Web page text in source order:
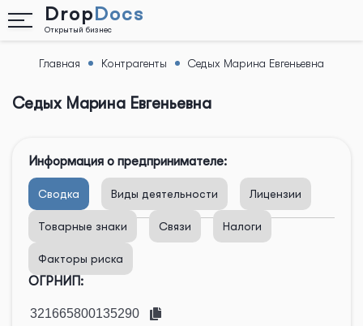
DropDocs
Открытый бизнес
Назад
Главная Контрагенты Седых Марина Евгеньевна
Седых Марина Евгеньевна
Информация о предпринимателе:
Сводка Виды деятельности Лицензии
Товарные знаки Связи Налоги
Факторы риска
ОГРНИП: